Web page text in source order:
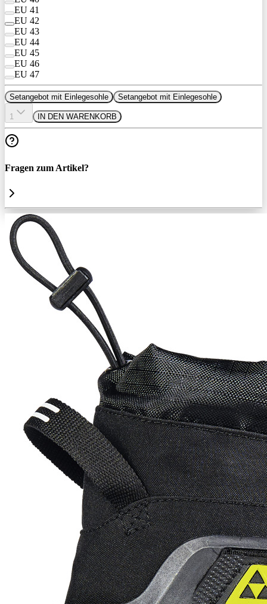
EU 41
EU 42
EU 43
EU 44
EU 45
EU 46
EU 47
Setangebot mit Einlegesohle Setangebot mit Einlegesohle
1 IN DEN WARENKORB
Fragen zum Artikel?